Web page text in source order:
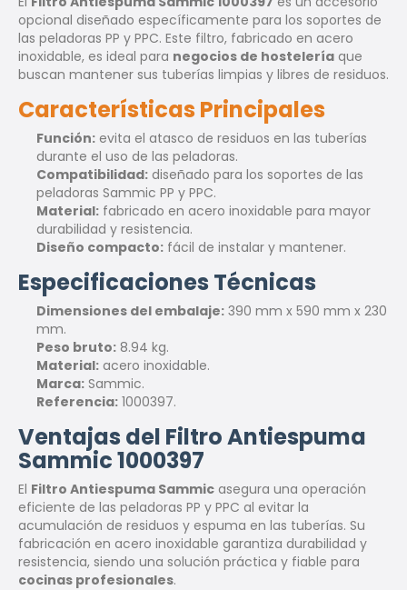
opcional diseñado específicamente para los soportes de
las peladoras PP y PPC. Este filtro, fabricado en acero
inoxidable, es ideal para negocios de hostelería que
buscan mantener sus tuberías limpias y libres de residuos.
Características Principales
Función: evita el atasco de residuos en las tuberías
durante el uso de las peladoras.
Compatibilidad: diseñado para los soportes de las
peladoras Sammic PP y PPC.
Material: fabricado en acero inoxidable para mayor
durabilidad y resistencia.
Diseño compacto: fácil de instalar y mantener.
Especificaciones Técnicas
Dimensiones del embalaje: 390 mm x 590 mm x 230
mm.
Peso bruto: 8.94 kg.
Material: acero inoxidable.
Marca: Sammic.
Referencia: 1000397.
Ventajas del Filtro Antiespuma
Sammic 1000397
El Filtro Antiespuma Sammic asegura una operación
eficiente de las peladoras PP y PPC al evitar la
acumulación de residuos y espuma en las tuberías. Su
fabricación en acero inoxidable garantiza durabilidad y
resistencia, siendo una solución práctica y fiable para
cocinas profesionales.